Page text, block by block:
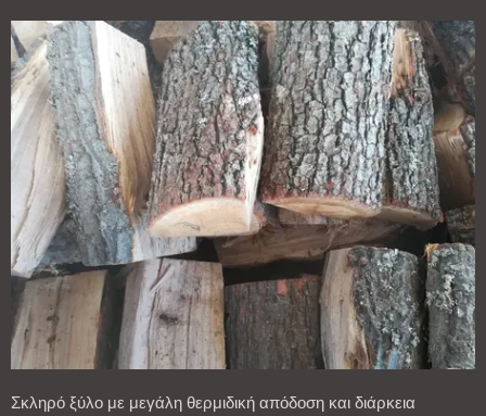
Σκληρό ξύλο με μεγάλη θερμιδική απόδοση και διάρκεια